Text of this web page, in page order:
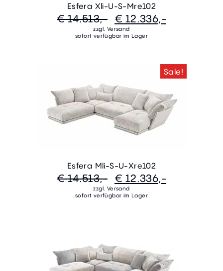
Esfera Xli-U-S-Mre102
€ 14.513,- € 12.336,-
zzgl. Versand
sofort verfügbar im Lager
Sale!
Esfera Mli-S-U-Xre102
€ 14.513,- € 12.336,-
zzgl. Versand
sofort verfügbar im Lager